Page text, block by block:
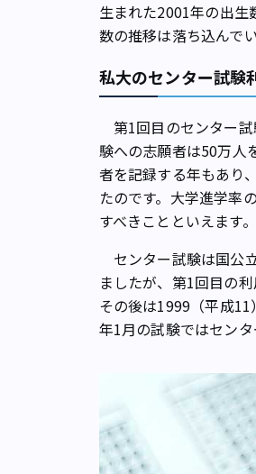
生まれた2001年の出
数の推移は落ち込んで
私大のセンター試験
第1回目のセンター
験への志願者は50万人
者を記録する年もあり
たのです。大学進学率
すべきことといえます。
センター試験は国公
ましたが、第1回目の
その後は1999（平成
年1月の試験ではセン